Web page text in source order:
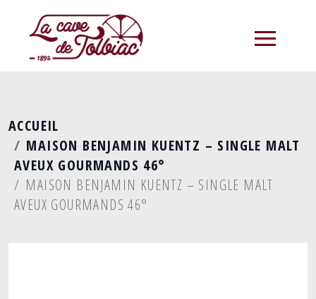
ACCUEIL
MAISON BENJAMIN KUENTZ – SINGLE MALT
AVEUX GOURMANDS 46°
MAISON BENJAMIN KUENTZ – SINGLE MALT
AVEUX GOURMANDS 46°